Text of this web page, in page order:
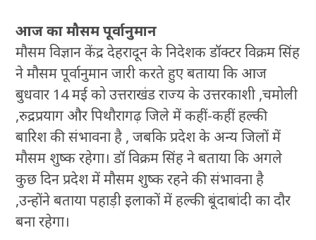
आज का मौसम पूर्वानुमान
मौसम विज्ञान केंद्र देहरादून के निदेशक डॉक्टर विक्रम सिंह
ने मौसम पूर्वानुमान जारी करते हुए बताया कि आज
बुधवार 14 मई को उत्तराखंड राज्य के उत्तरकाशी ,चमोली
,रुद्रप्रयाग और पिथौरागढ़ जिले में कहीं-कहीं हल्की
बारिश की संभावना है , जबकि प्रदेश के अन्य जिलों में
मौसम शुष्क रहेगा। डॉ विक्रम सिंह ने बताया कि अगले
कुछ दिन प्रदेश में मौसम शुष्क रहने की संभावना है
,उन्होंने बताया पहाड़ी इलाकों में हल्की बूंदाबांदी का दौर
बना रहेगा।